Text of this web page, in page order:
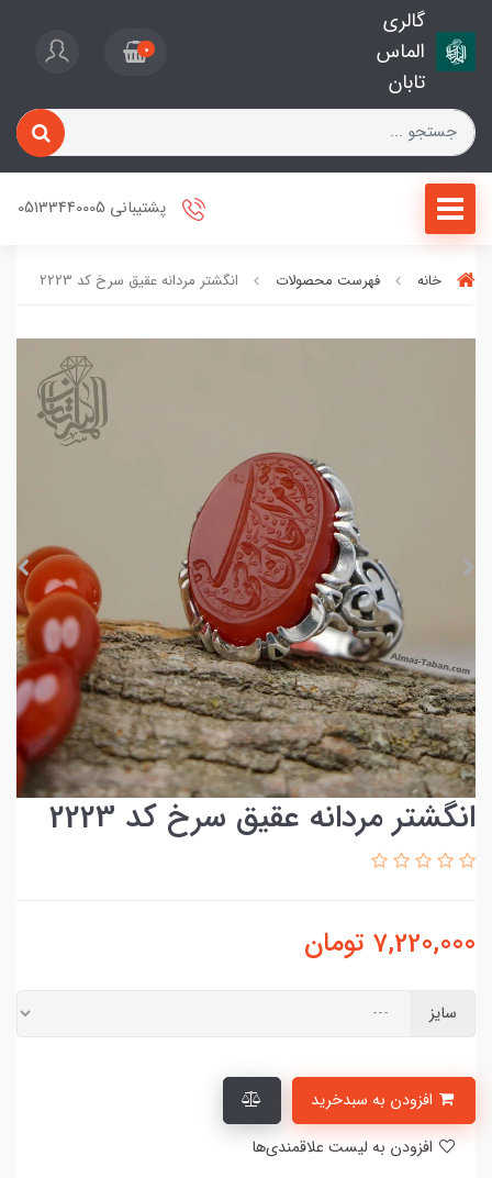
گالری
الماس
تابان
0
پشتیبانی 05133440005
خانه فهرست محصولات انگشتر مردانه عقیق سرخ کد 2223
انگشتر مردانه عقیق سرخ کد 2223
7,220,000 تومان
سایز